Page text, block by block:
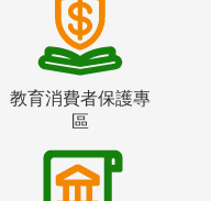
教育消費者保護專
區